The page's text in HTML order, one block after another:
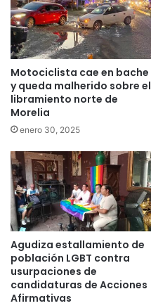
Motociclista cae en bache
y queda malherido sobre el
libramiento norte de
Morelia
enero 30, 2025
Agudiza estallamiento de
población LGBT contra
usurpaciones de
candidaturas de Acciones
Afirmativas